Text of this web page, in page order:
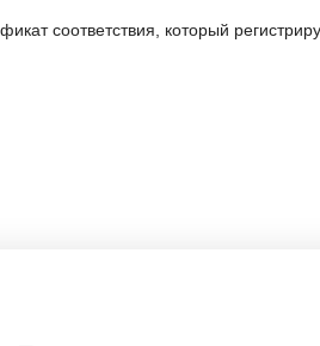
соответствия, который